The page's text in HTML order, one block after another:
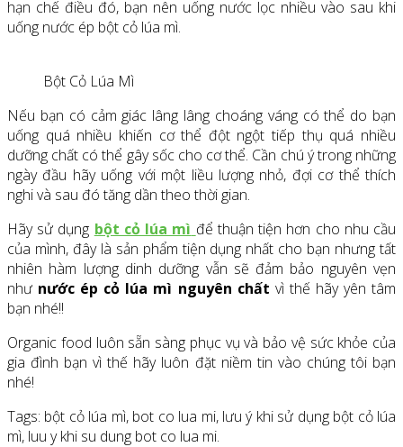
hạn chế điều đó, bạn nên uống nước lọc nhiều vào sau khi
uống nước ép bột cỏ lúa mì.
Bột Cỏ Lúa Mì
Nếu bạn có cảm giác lâng lâng choáng váng có thể do bạn
uống quá nhiều khiến cơ thể đột ngột tiếp thụ quá nhiều
dưỡng chất có thể gây sốc cho cơ thể. Cần chú ý trong những
ngày đầu hãy uống với một liều lượng nhỏ, đợi cơ thể thích
nghi và sau đó tăng dần theo thời gian.
Hãy sử dụng bột cỏ lúa mì để thuận tiện hơn cho nhu cầu
của mình, đây là sản phẩm tiện dụng nhất cho bạn nhưng tất
nhiên hàm lượng dinh dưỡng vẫn sẽ đảm bảo nguyên vẹn
như nước ép cỏ lúa mì nguyên chất vì thế hãy yên tâm
bạn nhé!!
Organic food luôn sẵn sàng phục vụ và bảo vệ sức khỏe của
gia đình bạn vì thế hãy luôn đặt niềm tin vào chúng tôi bạn
nhé!
Tags: bột cỏ lúa mì, bot co lua mi, lưu ý khi sử dụng bột cỏ lúa
mì, luu y khi su dung bot co lua mi.